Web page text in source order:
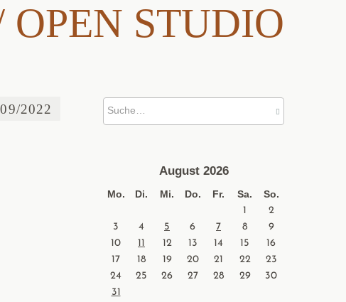
OPEN STUDIO
2022
August 2026
Mo. Di. Mi. Do. Fr. Sa. So.
1
2
3
4 5 6 7 8
9
10
11 12 13 14 15
16
17
18 19 20 21 22
23
24
25 26 27 28 29
30
31